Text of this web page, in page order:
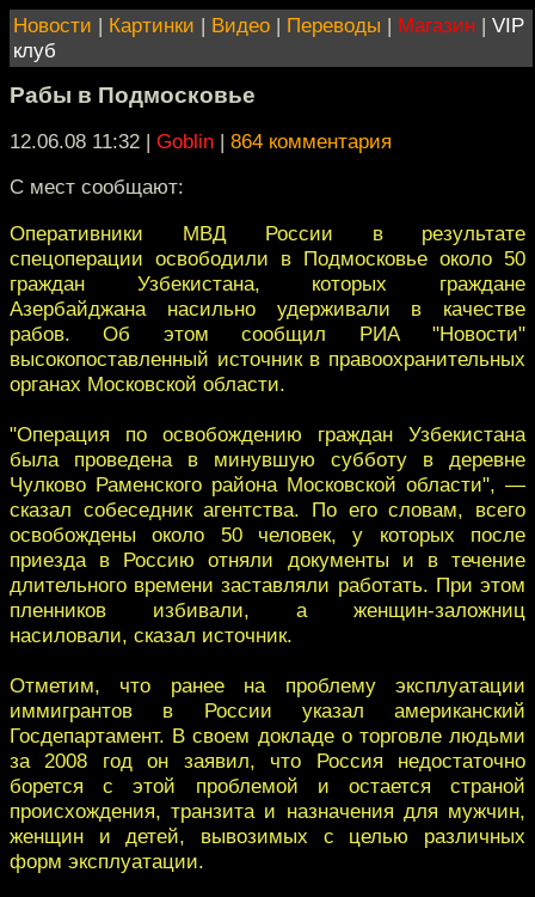
Новости | Картинки | Видео | Переводы | Магазин | VIP
клуб
Рабы в Подмосковье
12.06.08 11:32 | Goblin | 864 комментария
С мест сообщают:
Оперативники МВД России в результате
спецоперации освободили в Подмосковье около 50
граждан Узбекистана, которых граждане
Азербайджана насильно удерживали в качестве
рабов. Об этом сообщил РИА "Новости"
высокопоставленный источник в правоохранительных
органах Московской области.
"Операция по освобождению граждан Узбекистана
была проведена в минувшую субботу в деревне
Чулково Раменского района Московской области", —
сказал собеседник агентства. По его словам, всего
освобождены около 50 человек, у которых после
приезда в Россию отняли документы и в течение
длительного времени заставляли работать. При этом
пленников избивали, а женщин-заложниц
насиловали, сказал источник.
Отметим, что ранее на проблему эксплуатации
иммигрантов в России указал американский
Госдепартамент. В своем докладе о торговле людьми
за 2008 год он заявил, что Россия недостаточно
борется с этой проблемой и остается страной
происхождения, транзита и назначения для мужчин,
женщин и детей, вывозимых с целью различных
форм эксплуатации.